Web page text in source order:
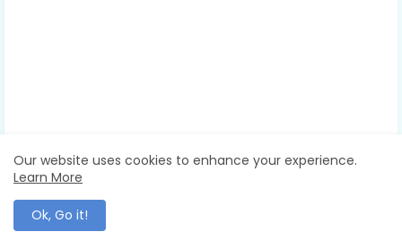
Our website uses cookies to enhance your experience.
Learn More
Ok, Go it!